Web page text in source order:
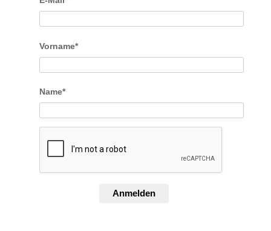
Vorname*
Name*
Anmelden